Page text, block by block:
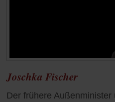
Joschka Fischer
Der frühere